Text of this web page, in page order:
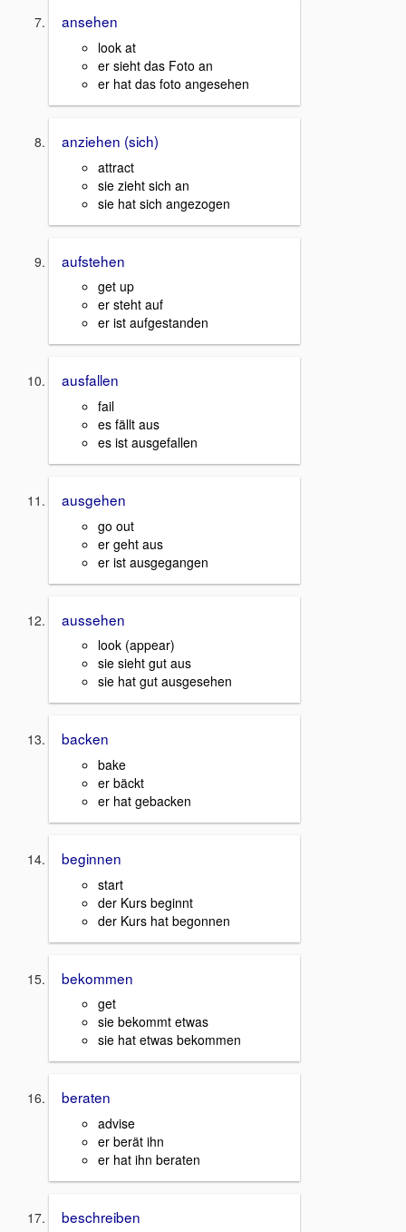
ansehen
look at
er sieht das Foto an
er hat das foto angesehen
anziehen (sich)
attract
sie zieht sich an
sie hat sich angezogen
aufstehen
get up
er steht auf
er ist aufgestanden
ausfallen
fail
es fällt aus
es ist ausgefallen
ausgehen
go out
er geht aus
er ist ausgegangen
aussehen
look (appear)
sie sieht gut aus
sie hat gut ausgesehen
backen
bake
er bäckt
er hat gebacken
beginnen
start
der Kurs beginnt
der Kurs hat begonnen
bekommen
get
sie bekommt etwas
sie hat etwas bekommen
beraten
advise
er berät ihn
er hat ihn beraten
beschreiben